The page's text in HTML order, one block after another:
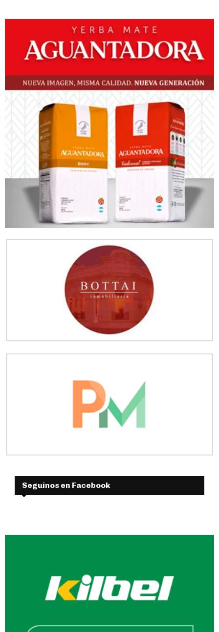
Seguinos en Facebook